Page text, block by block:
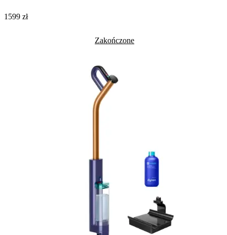
1599 zł
Zakończone